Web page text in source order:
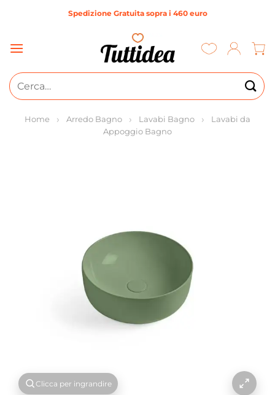
Spedizione Gratuita sopra i 460 euro
Cerca:
Home Arredo Bagno Lavabi Bagno
Lavabi da
Appoggio Bagno
Clicca per ingrandire